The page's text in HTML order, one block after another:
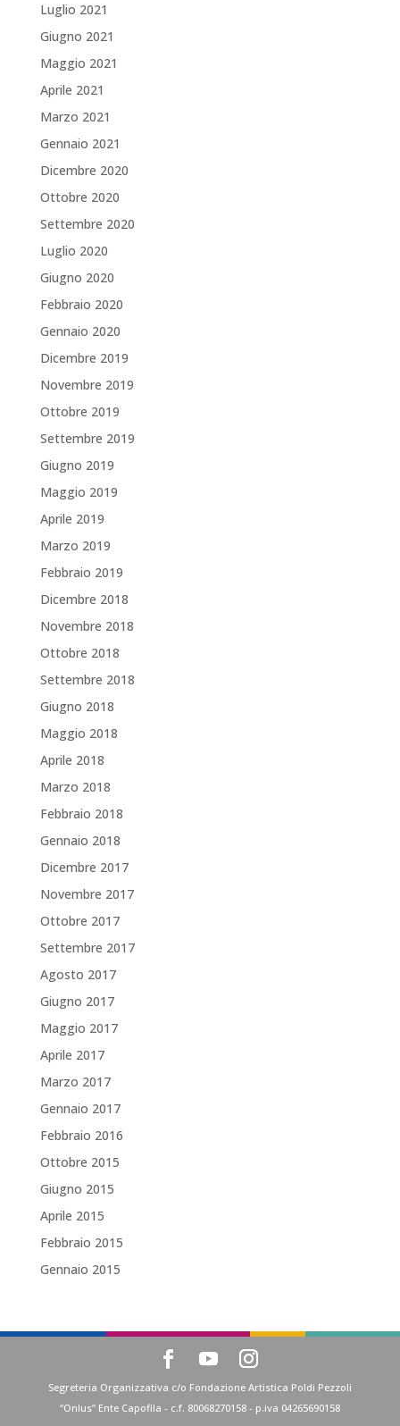
Luglio 2021
Giugno 2021
Maggio 2021
Aprile 2021
Marzo 2021
Gennaio 2021
Dicembre 2020
Ottobre 2020
Settembre 2020
Luglio 2020
Giugno 2020
Febbraio 2020
Gennaio 2020
Dicembre 2019
Novembre 2019
Ottobre 2019
Settembre 2019
Giugno 2019
Maggio 2019
Aprile 2019
Marzo 2019
Febbraio 2019
Dicembre 2018
Novembre 2018
Ottobre 2018
Settembre 2018
Giugno 2018
Maggio 2018
Aprile 2018
Marzo 2018
Febbraio 2018
Gennaio 2018
Dicembre 2017
Novembre 2017
Ottobre 2017
Settembre 2017
Agosto 2017
Giugno 2017
Maggio 2017
Aprile 2017
Marzo 2017
Gennaio 2017
Febbraio 2016
Ottobre 2015
Giugno 2015
Aprile 2015
Febbraio 2015
Gennaio 2015
Segreteria Organizzativa c/o Fondazione Artistica Poldi Pezzoli
“Onlus” Ente Capofila - c.f. 80068270158 - p.iva 04265690158